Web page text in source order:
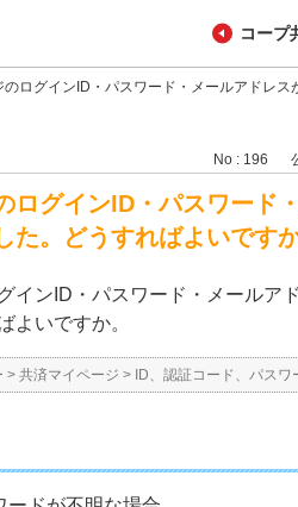
コープ
ログインID・パスワード・メールアドレス
No : 196
ログインID・パスワード
た。どうすればよいですか
インID・パスワード・メールア
よいですか。
> 共済マイページ > ID、認証コード、パスワ